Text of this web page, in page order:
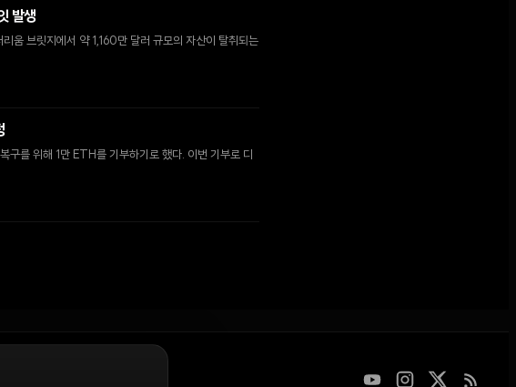
발생
움 브릿지에서 약 1,160만 달러 규모의 자산이 탈취되는
를 위해 1만 ETH를 기부하기로 했다. 이번 기부로 디